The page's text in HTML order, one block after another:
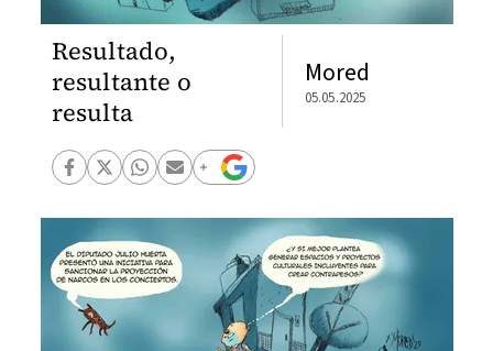
Resultado,
resultante o
resulta
Mored
05.05.2025